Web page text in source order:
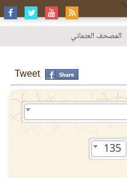
المصحف العثماني
Tweet
135